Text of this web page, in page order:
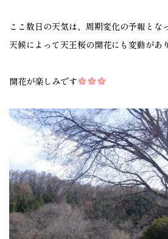
ここ数日の天気は、周期変化の予報とな
天候によって天王桜の開花にも変動があ
開花が楽しみです